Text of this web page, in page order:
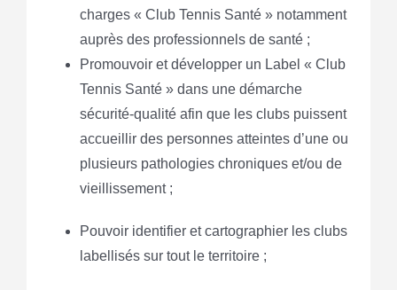
charges « Club Tennis Santé » notamment
auprès des professionnels de santé ;
Promouvoir et développer un Label « Club
Tennis Santé » dans une démarche
sécurité-qualité afin que les clubs puissent
accueillir des personnes atteintes d’une ou
plusieurs pathologies chroniques et/ou de
vieillissement ;
Pouvoir identifier et cartographier les clubs
labellisés sur tout le territoire ;